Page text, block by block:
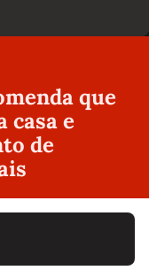
que
casa e
de